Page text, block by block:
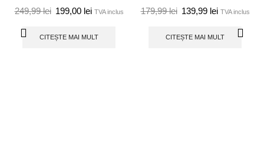
249,99lei 199,00 lei TVA inclus
CITEȘTE MAI MULT
179,99lei 139,99 lei TVA inclus
CITEȘTE MAI MULT